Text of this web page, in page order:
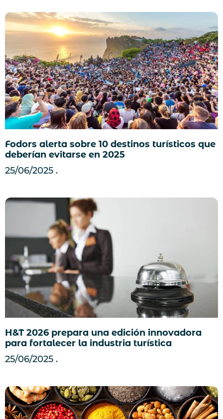
Fodors alerta sobre 10 destinos turísticos que
deberían evitarse en 2025
25/06/2025
H&T 2026 prepara una edición innovadora
para fortalecer la industria turística
25/06/2025